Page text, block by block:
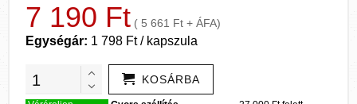
7 190 Ft ( 5 661 Ft + ÁFA)
Egységár: 1 798 Ft / kapszula
KOSÁRBA